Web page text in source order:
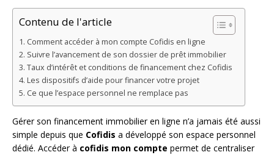
Contenu de l'article
Comment accéder à mon compte Cofidis en ligne
Suivre l’avancement de son dossier de prêt immobilier
Taux d’intérêt et conditions de financement chez Cofidis
Les dispositifs d’aide pour financer votre projet
Ce que l’espace personnel ne remplace pas
Gérer son financement immobilier en ligne n’a jamais été aussi
simple depuis que Cofidis a développé son espace personnel
dédié. Accéder à cofidis mon compte permet de centraliser